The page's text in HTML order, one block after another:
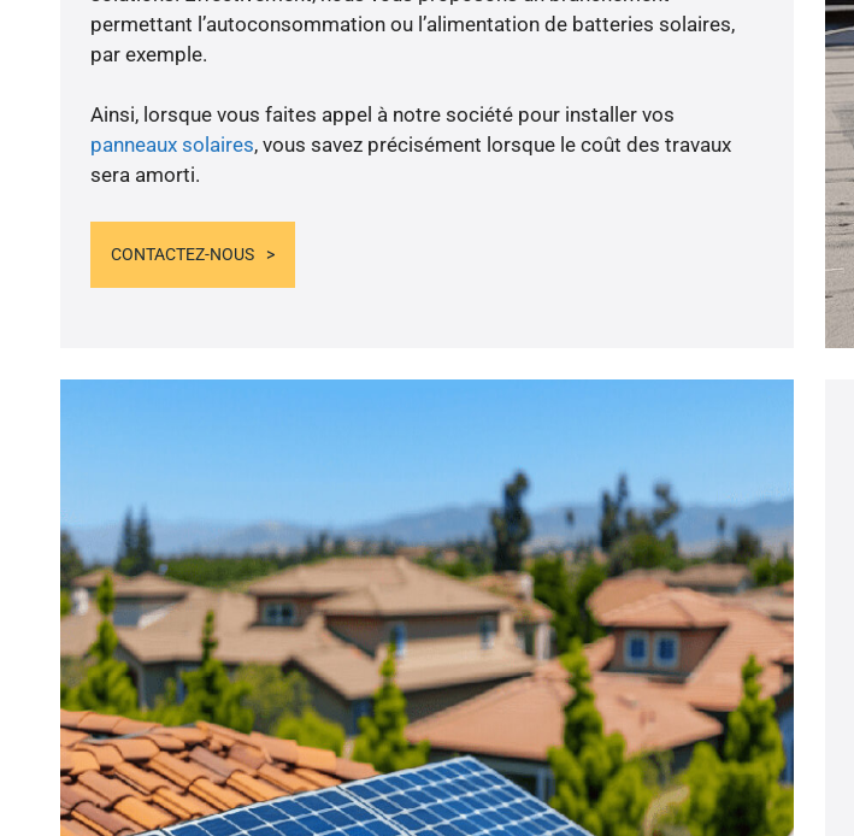
permettant l’autoconsommation ou l’alimentation de batteries solaires,
par exemple.
Ainsi, lorsque vous faites appel à notre société pour installer vos
panneaux solaires, vous savez précisément lorsque le coût des travaux
sera amorti.
CONTACTEZ-NOUS